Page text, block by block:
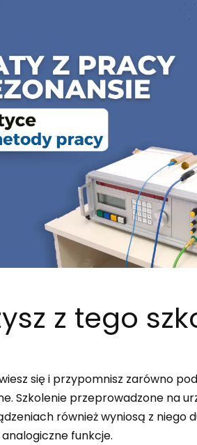
z tego
się i przypomnisz zarówno
Szkolenie przeprowadzone na
również wyniosą z niego
funkcje.